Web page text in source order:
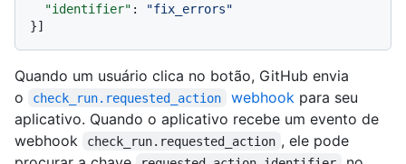
"identifier" :
"fix_errors"
}]
Quando um usuário clica no botão, GitHub envia
o
check_run.requested_action webhook para seu
aplicativo. Quando o aplicativo recebe um evento de
webhook
check_run.requested_action , ele pode